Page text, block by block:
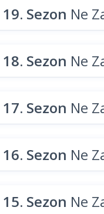
19. Sezon Ne
18. Sezon Ne
17. Sezon Ne
16. Sezon Ne
15. Sezon Ne